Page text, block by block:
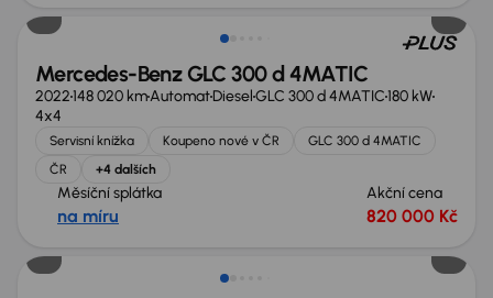
Mercedes-Benz GLC 300 d 4MATIC
2022148 020 kmAutomatDieselGLC 300 d 4MATIC180 kW
4x4
Servisní knížka Koupeno nové v ČR
GLC 300 d 4MATIC
ČR
+4 dalších
Měsíční splátka
na míru
Akční cena
820 000 Kč
Nově v nabídce